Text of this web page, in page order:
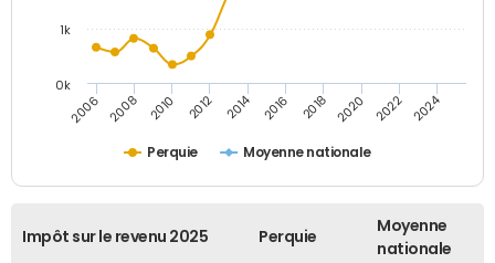
Perquie Moyenne nationale
2006 2008 2010 2012 2014 2016 2018 2020 2022 2024
0k
1k
Impôt sur le revenu 2025 Perquie
Moyenne
nationale